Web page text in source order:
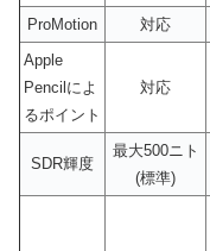
ProMotion
対応
Apple
Pencilによ
るポイント
対応
SDR輝度
最大500ニト
(標準)